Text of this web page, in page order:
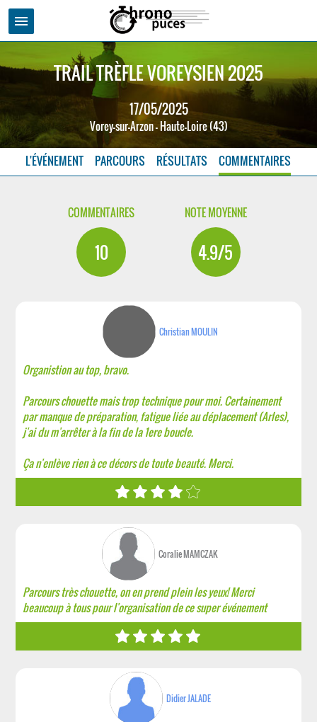
menu
TRAIL TRÈFLE VOREYSIEN 2025
17/05/2025
Vorey-sur-Arzon - Haute-Loire (43)
L'ÉVÉNEMENT PARCOURS RÉSULTATS COMMENTAIRES
COMMENTAIRES
10
NOTE MOYENNE
4.9/5
Christian MOULIN
Organistion au top, bravo.
Parcours chouette mais trop technique pour moi. Certainement
par manque de préparation, fatigue liée au déplacement (Arles),
j'ai du m'arrêter à la fin de la 1ere boucle.
Ça n'enlève rien à ce décors de toute beauté. Merci.
Coralie MAMCZAK
Parcours très chouette, on en prend plein les yeux! Merci
beaucoup à tous pour l'organisation de ce super événement
Didier JALADE